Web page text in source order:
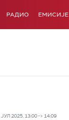
РАДИО ЕМИСИЈЕ
2025, 13:00 -> 14:09